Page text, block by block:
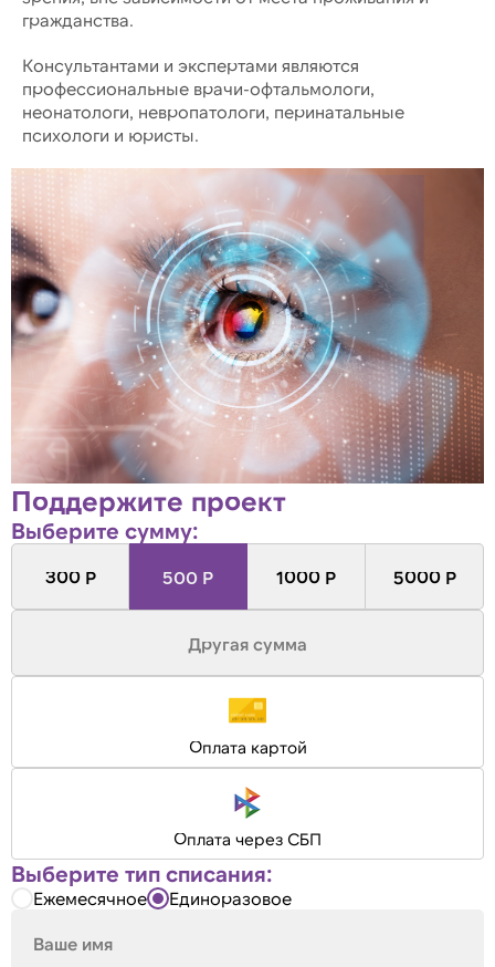
гражданства.
Консультантами и экспертами являются
профессиональные врачи-офтальмологи,
неонатологи, невропатологи, перинатальные
психологи и юристы.
Поддержите проект
Выберите сумму:
300 Р 500 Р 1000 Р 5000 Р
Оплата картой
Оплата через СБП
Выберите тип списания:
Ежемесячное Единоразовое